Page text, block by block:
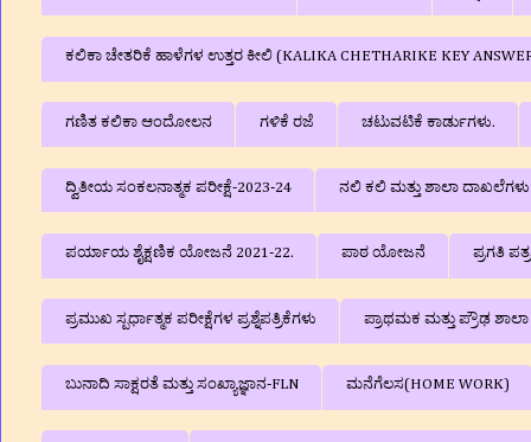
ಕಲಿಕಾ ಚೇತರಿಕೆ ಹಾಳೆಗಳ ಉತ್ತರ ಕೀಲಿ (KALIKA CHETHARIKE KEY
ಗಣಿತ ಕಲಿಕಾ ಆಂದೋಲನ ಗಳಿಕೆ ರಜೆ ಚಟುವಟಿಕೆ ಕಾರ್ಡುಗಳು.
ದ್ವಿತೀಯ ಸಂಕಲನಾತ್ಮಕ ಪರೀಕ್ಷೆ-2023-24 ನಲಿ ಕಲಿ ಮತ್ತು ಶಾಲಾ ದಾಖಲೆಗಳು
ಪರ್ಯಾಯ ಶೈಕ್ಷಣಿಕ ಯೋಜನೆ 2021-22. ಪಾಠ ಯೋಜನೆ ಪ್ರಗತಿ
ಪ್ರಮುಖ ಸ್ಪರ್ಧಾತ್ಮಕ ಪರೀಕ್ಷೆಗಳ ಪ್ರಶ್ನೆಪತ್ರಿಕೆಗಳು ಪ್ರಾಥಮಕ ಮತ್ತು ಪ್ರೌಢ ಶಾಲಾ
ಬುನಾದಿ ಸಾಕ್ಷರತೆ ಮತ್ತು ಸಂಖ್ಯಾಜ್ಞಾನ-FLN ಮನೆಗೆಲಸ(HOME WORK)